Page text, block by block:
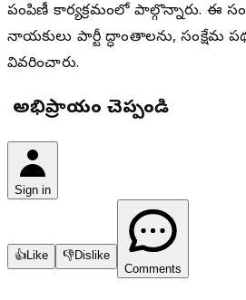
పంపిణీ కార్యక్రమంలో పాల్గొన్నారు. ఈ
నాయకులు పార్టీ సిద్ధాంతాలను, సంక్షేమ
వివరించారు.
మీ అభిప్రాయం చెప్పండి
Sign in
👍Like 👎Dislike
Comments